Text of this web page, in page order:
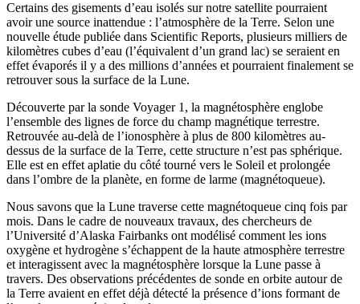
Certains des gisements d’eau isolés sur notre satellite pourraient
avoir une source inattendue : l’atmosphère de la Terre. Selon une
nouvelle étude publiée dans Scientific Reports, plusieurs milliers de
kilomètres cubes d’eau (l’équivalent d’un grand lac) se seraient en
effet évaporés il y a des millions d’années et pourraient finalement se
retrouver sous la surface de la Lune.
Découverte par la sonde Voyager 1, la magnétosphère englobe
l’ensemble des lignes de force du champ magnétique terrestre.
Retrouvée au-delà de l’ionosphère à plus de 800 kilomètres au-
dessus de la surface de la Terre, cette structure n’est pas sphérique.
Elle est en effet aplatie du côté tourné vers le Soleil et prolongée
dans l’ombre de la planète, en forme de larme (magnétoqueue).
Nous savons que la Lune traverse cette magnétoqueue cinq fois par
mois. Dans le cadre de nouveaux travaux, des chercheurs de
l’Université d’Alaska Fairbanks ont modélisé comment les ions
oxygène et hydrogène s’échappent de la haute atmosphère terrestre
et interagissent avec la magnétosphère lorsque la Lune passe à
travers. Des observations précédentes de sonde en orbite autour de
la Terre avaient en effet déjà détecté la présence d’ions formant de